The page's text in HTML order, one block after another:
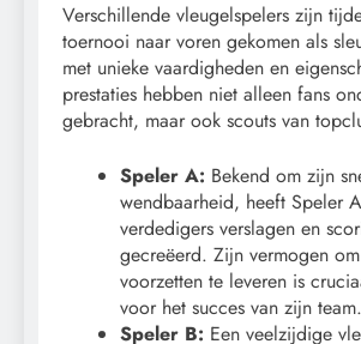
Verschillende vleugelspelers zijn
toernooi naar voren gekomen als
met unieke vaardigheden en
prestaties hebben niet alleen fans
gebracht, maar ook scouts van
Speler A: Bekend om zijn
wendbaarheid, heeft Speler
verdedigers verslagen en
gecreëerd. Zijn vermogen
voorzetten te leveren is
voor het succes van zijn team.
Speler B: Een veelzijdige